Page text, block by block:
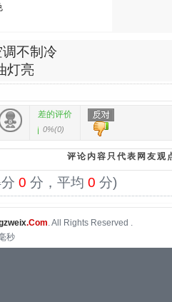
不制冷
灯亮
差的评价
0%(0)
评论内容只代表网友观
0 分，平均 0 分)
.Com. All Rights Reserved .
秒